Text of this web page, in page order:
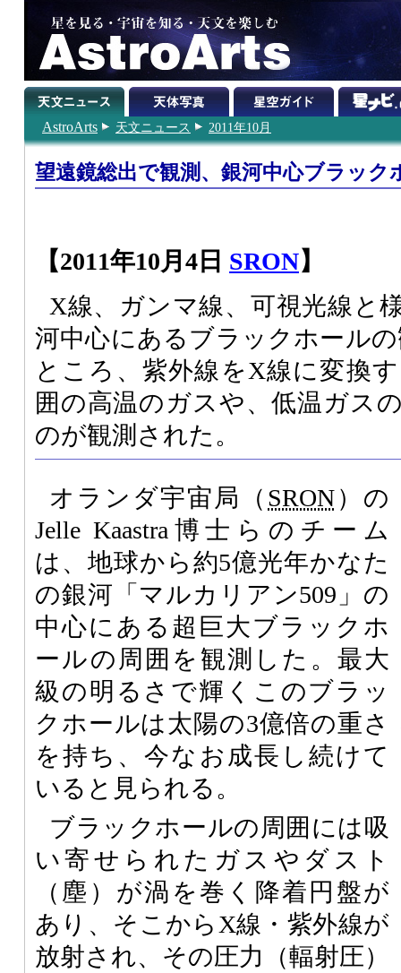
AstroArts 天文ニュース 2011年10月
望遠鏡総出で観測、銀河中心ブラック
【2011年10月4日 SRON】
X線、ガンマ線、可視光線と
河中心にあるブラックホール
ところ、紫外線をX線に変換
囲の高温のガスや、低温ガス
のが観測された。
オランダ宇宙局（ SRON）の
Jelle Kaastra博士らのチーム
は、地球から約5億光年かなた
の銀河「マルカリアン509」の
中心にある超巨大ブラックホ
ールの周囲を観測した。最大
級の明るさで輝くこのブラッ
クホールは太陽の3億倍の重さ
を持ち、今なお成長し続けて
いると見られる。
ブラックホールの周囲には吸
い寄せられたガスやダスト
（塵）が渦を巻く降着円盤が
あり、そこからX線・紫外線が
放射され、その圧力（輻射圧）